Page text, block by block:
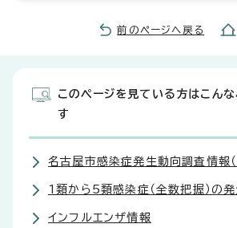
前のページへ戻る
このページを見ている方はこん
す
名古屋市感染症発生動向調査情報（
1類から5類感染症（全数把握）の
インフルエンザ情報